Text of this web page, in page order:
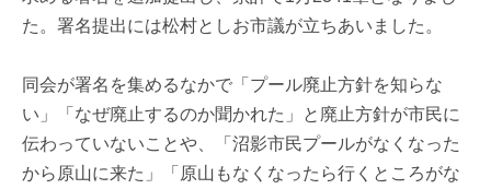
た。署名提出には松村としお市議が立ちあいました。
同会が署名を集めるなかで「プール廃止方針を知らな
い」「なぜ廃止するのか聞かれた」と廃止方針が市民に
伝わっていないことや、「沼影市民プールがなくなった
から原山に来た」「原山もなくなったら行くところがな